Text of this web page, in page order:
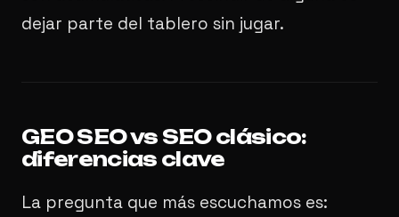
dejar parte del tablero sin jugar.
GEO SEO vs SEO clásico:
diferencias clave
La pregunta que más escuchamos es: